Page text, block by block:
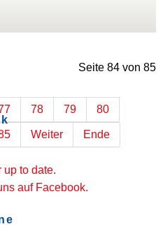
Seite 84 von 85
78 79 80
Weiter Ende
up to date.
auf Facebook.